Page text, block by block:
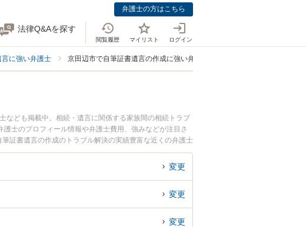
弁護士の方はこちら
法律Q&Aを探す
閲覧履歴 マイリスト ログイン
に強い弁護士 京田辺市で自筆証書遺言の作成に強い弁護士
なども掲載中。相続・遺言に関係する家族間の相続トラブ
士のプロフィール情報や弁護士費用、強みなどが注目さ
証書遺言の作成のトラブル解決の実績豊富な近くの弁護士
困りの相談者さんにおすすめです。
変更
変更
変更